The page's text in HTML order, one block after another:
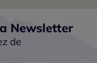
Newsletter
de